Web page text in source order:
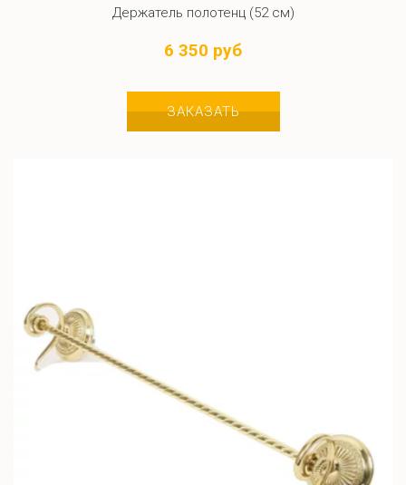
Держатель полотенц (52 см)
6 350 руб
ЗАКАЗАТЬ